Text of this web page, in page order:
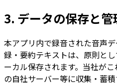
3. データの保存と管
本アプリ内で録音された音声
録・要約テキストは、原則と
ーカル保存されます。当社が
の自社サーバー等に収集・蓄積